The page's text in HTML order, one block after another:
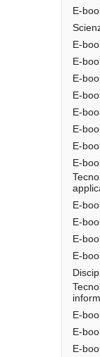
E-
E-
E-
E-
E-
E-
E-
E-
E-
E-
E-
E-
E-
E-
E-
E-